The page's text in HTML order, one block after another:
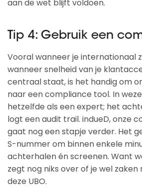
aan de wet blijft voldoen.
Tip 4: Gebruik een
Vooral wanneer je internationaal
wanneer snelheid van je
centraal staat, is het handig om
naar een compliance tool. In
hetzelfde als een expert; het
logt een audit trail. indueD, onze
gaat nog een stapje verder. Het
S-nummer om binnen enkele
achterhalen én screenen. Want
zegt nog niks over of je wel
deze UBO.